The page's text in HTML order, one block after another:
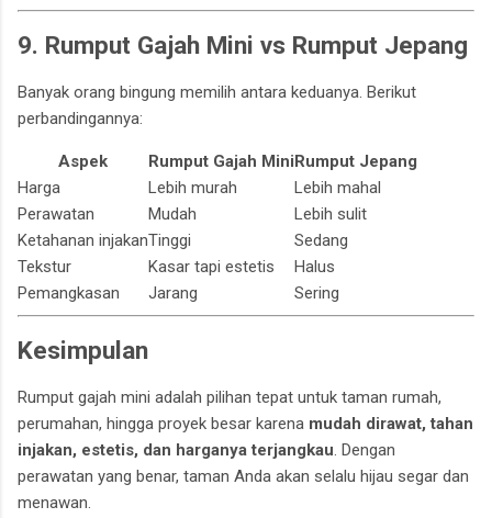
9. Rumput Gajah Mini vs Rumput Jepang
Banyak orang bingung memilih antara keduanya. Berikut
perbandingannya:
Aspek Rumput Gajah MiniRumput Jepang
Harga
Lebih murah
Lebih mahal
Perawatan
Mudah
Lebih sulit
Ketahanan injakanTinggi
Sedang
Tekstur
Kasar tapi estetis
Halus
Pemangkasan
Jarang Sering
Kesimpulan
Rumput gajah mini adalah pilihan tepat untuk taman rumah,
perumahan, hingga proyek besar karena mudah dirawat, tahan
injakan, estetis, dan harganya terjangkau. Dengan
perawatan yang benar, taman Anda akan selalu hijau segar dan
menawan.